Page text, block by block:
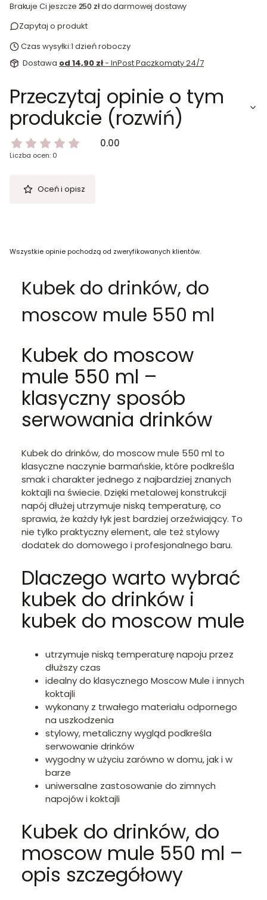
Brakuje Ci jeszcze 250 złdo darmowej dostawy
Zapytaj o produkt
Czas wysyłki:1 dzień roboczy
Dostawa od 14,90 zł- InPost Paczkomaty 24/7
Przeczytaj opinie o tym
produkcie (rozwiń)
0.00
Liczba ocen: 0
Oceń i opisz
Wszystkie opinie pochodzą od zweryfikowanych klientów.
Kubek do drinków, do
moscow mule 550 ml
Kubek do moscow
mule 550 ml –
klasyczny sposób
serwowania drinków
Kubek do drinków, do moscow mule 550 ml to
klasyczne naczynie barmańskie, które podkreśla
smak i charakter jednego z najbardziej znanych
koktajli na świecie. Dzięki metalowej konstrukcji
napój dłużej utrzymuje niską temperaturę, co
sprawia, że każdy łyk jest bardziej orzeźwiający. To
nie tylko praktyczny element, ale też stylowy
dodatek do domowego i profesjonalnego baru.
Dlaczego warto wybrać
kubek do drinków i
kubek do moscow mule
utrzymuje niską temperaturę napoju przez
dłuższy czas
idealny do klasycznego Moscow Mule i innych
koktajli
wykonany z trwałego materiału odpornego
na uszkodzenia
stylowy, metaliczny wygląd podkreśla
serwowanie drinków
wygodny w użyciu zarówno w domu, jak i w
barze
uniwersalne zastosowanie do zimnych
napojów i koktajli
Kubek do drinków, do
moscow mule 550 ml –
opis szczegółowy